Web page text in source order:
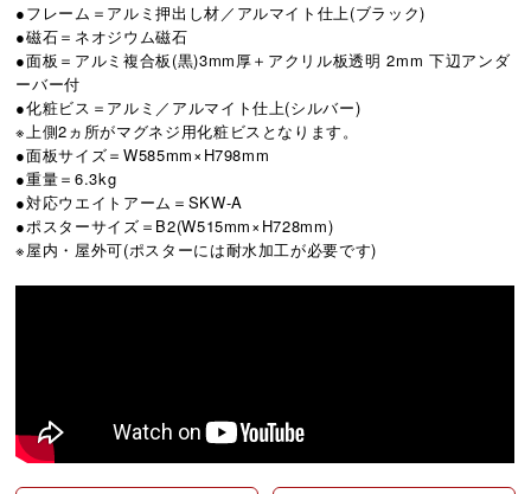
●フレーム＝アルミ押出し材／アルマイト仕上(ブラック)
●磁石＝ネオジウム磁石
●面板＝アルミ複合板(黒)3mm厚＋アクリル板透明 2mm 下辺アンダ
ーバー付
●化粧ビス＝アルミ／アルマイト仕上(シルバー)
※上側2ヵ所がマグネジ用化粧ビスとなります。
●面板サイズ＝W585mm×H798mm
●重量＝6.3kg
●対応ウエイトアーム＝SKW-A
●ポスターサイズ＝B2(W515mm×H728mm)
※屋内・屋外可(ポスターには耐水加工が必要です)